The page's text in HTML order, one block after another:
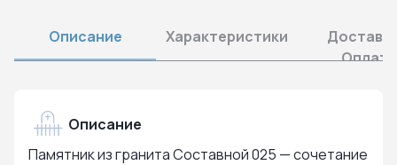
Описание Характеристики
Оплата
Описание
Памятник из гранита Составной 025 — сочетание